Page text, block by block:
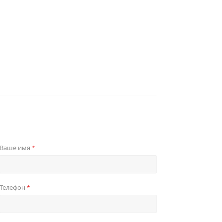
Ваше имя*
Телефон*